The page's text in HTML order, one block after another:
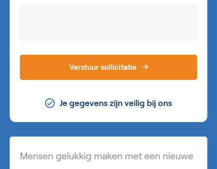
Verstuur sollicitatie
Je gegevens zijn veilig bij ons
Mensen gelukkig maken met een nieuwe